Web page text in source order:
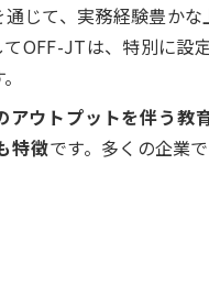
じて、実務経験豊か
OFF-JTは、特別に設
アウトプットを伴う教
特徴です。多くの企業